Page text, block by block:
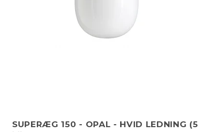
SUPERÆG 150 - OPAL - HVID LEDNING (5